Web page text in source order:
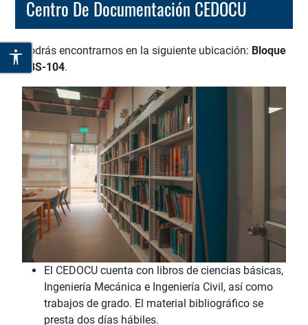
Centro De Documentación CEDOCU
Podrás encontrarnos en la siguiente ubicación: Bloque
4BS-104.
El CEDOCU cuenta con libros de ciencias básicas,
Ingeniería Mecánica e Ingeniería Civil, así como
trabajos de grado. El material bibliográfico se
presta dos días hábiles.